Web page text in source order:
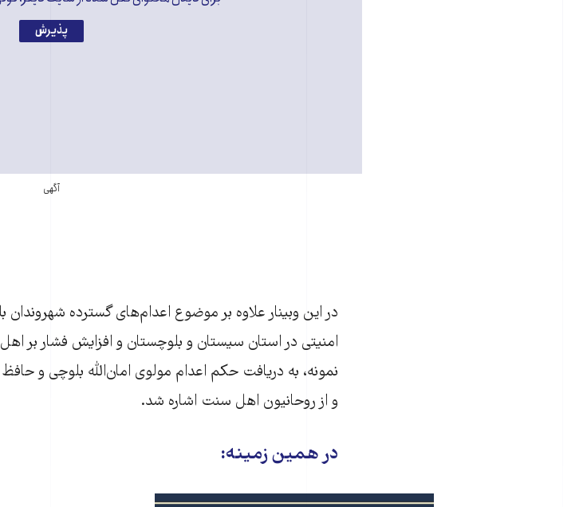
پذیرش
آگهی
در این وبینار علاوه بر موضوع‌ اعدام‌های گسترده
امنیتی در استان سیستان و بلوچستان و افزایش فشار بر
نمونه، به دریافت حکم اعدام مولوی امان‌الله بلوچی و
و از روحانیون اهل سنت اشاره شد.
در همین زمینه: